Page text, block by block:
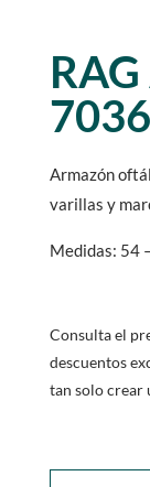
Armazón
varillas y
Medidas: 54
Consulta el
descuentos
tan solo crear